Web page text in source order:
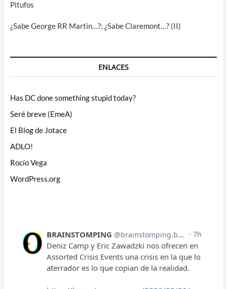
Pitufos
¿Sabe George RR Martin…?: ¿Sabe Claremont…? (II)
ENLACES
Has DC done something stupid today?
Seré breve (EmeA)
El Blog de Jotace
ADLO!
Rocío Vega
WordPress.org